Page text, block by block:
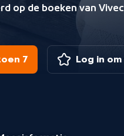
op de boeken van
7 Log in